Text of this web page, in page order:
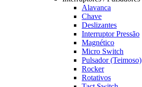
Alavanca
Chave
Deslizantes
Interruptor Pressão
Magnético
Micro Switch
Pulsador (Teimoso)
Rocker
Rotativos